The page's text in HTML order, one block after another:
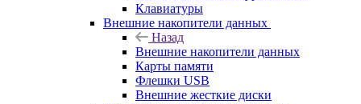
Клавиатуры
Внешние накопители данных
Назад
Внешние накопители данных
Карты памяти
Флешки USB
Внешние жесткие диски